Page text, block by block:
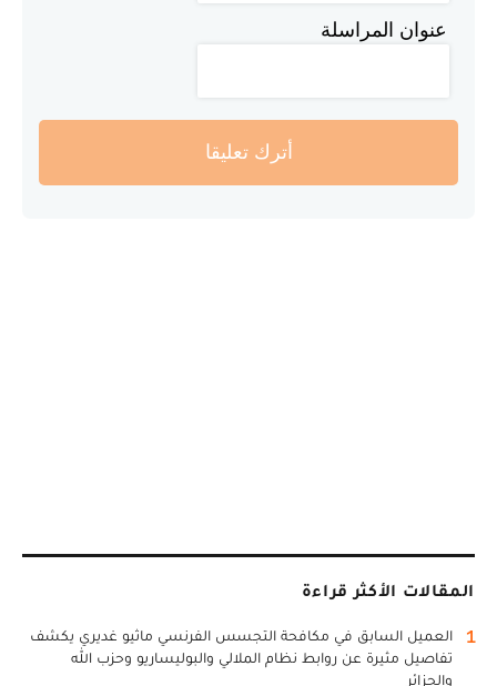
عنوان المراسلة
أترك تعليقا
المقالات الأكثر قراءة
1
العميل السابق في مكافحة التجسس الفرنسي ماثيو غديري يكشف
تفاصيل مثيرة عن روابط نظام الملالي والبوليساريو وحزب الله
والجزائر